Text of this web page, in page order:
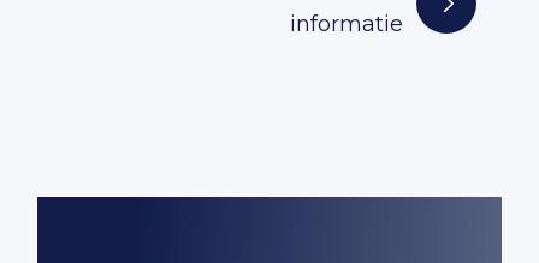
informatie